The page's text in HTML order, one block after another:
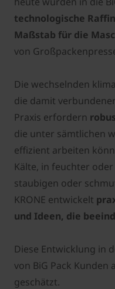
technologische
Maßstab für die
von
Die wechselnden
die damit
Praxis erfordern
die unter sämtlichen
effizient arbeiten
Kälte, in feuchter
staubigen oder
KRONE entwickelt
und Ideen, die
Diese Entwicklung in
von BiG Pack Kunden
geschätzt.